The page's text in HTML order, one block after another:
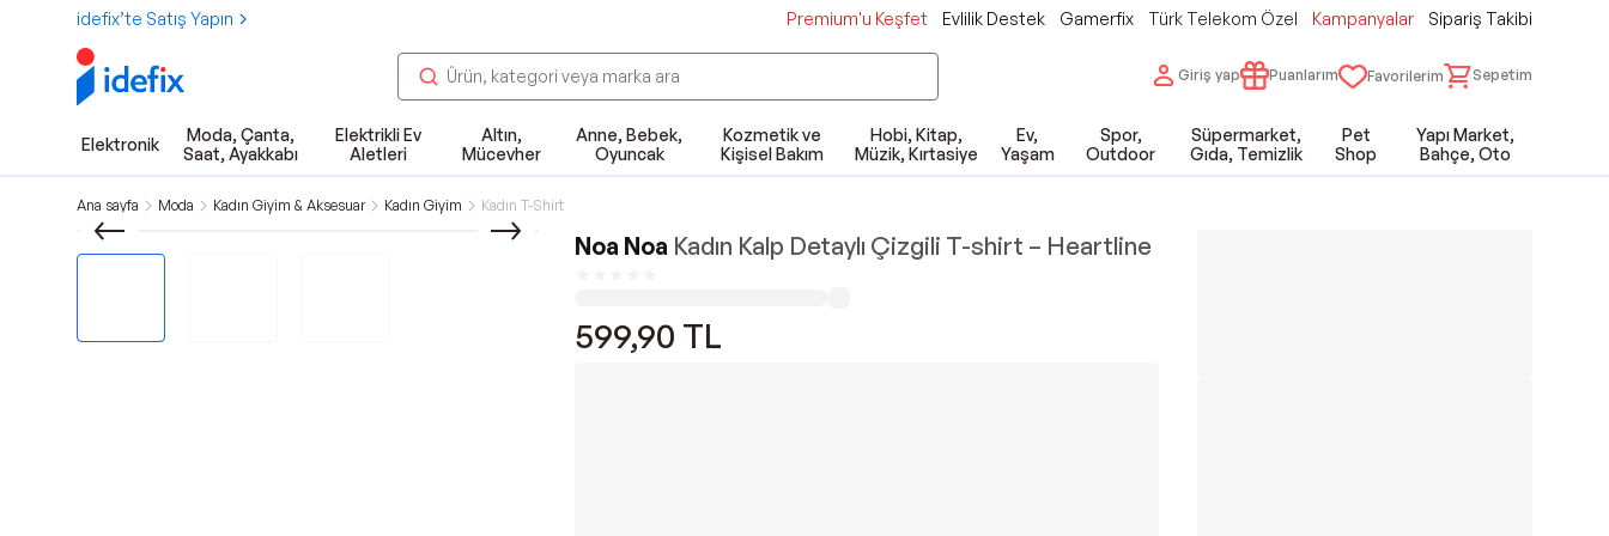
idefix’te Satış Yapın Premium'u Keşfet Evlilik Destek Gamerfix Türk Telekom Özel Kampanyalar Sipariş Takibi
Giriş yap Puanlarım Favorilerim Sepetim
Elektronik
Moda, Çanta,
Saat, Ayakkabı
Elektrikli Ev
Aletleri
Altın,
Mücevher
Anne, Bebek,
Oyuncak
Kozmetik ve
Kişisel Bakım
Hobi, Kitap,
Müzik, Kırtasiye
Ev,
Yaşam
Spor,
Outdoor
Süpermarket,
Gıda, Temizlik
Pet
Shop
Yapı Market,
Bahçe, Oto
Ana sayfa Moda Kadın Giyim & Aksesuar Kadın Giyim Kadın T-Shirt
Noa Noa Kadın Kalp Detaylı Çizgili T-shirt – Heartline
599,90 TL